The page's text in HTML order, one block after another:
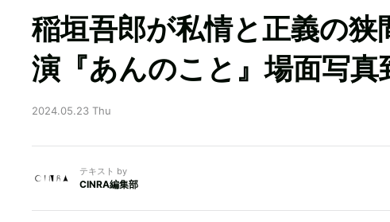
稲垣吾郎が私情と正義の
演『あんのこと』場面写真
2024.05.23 Thu
テキスト by
CINRA編集部